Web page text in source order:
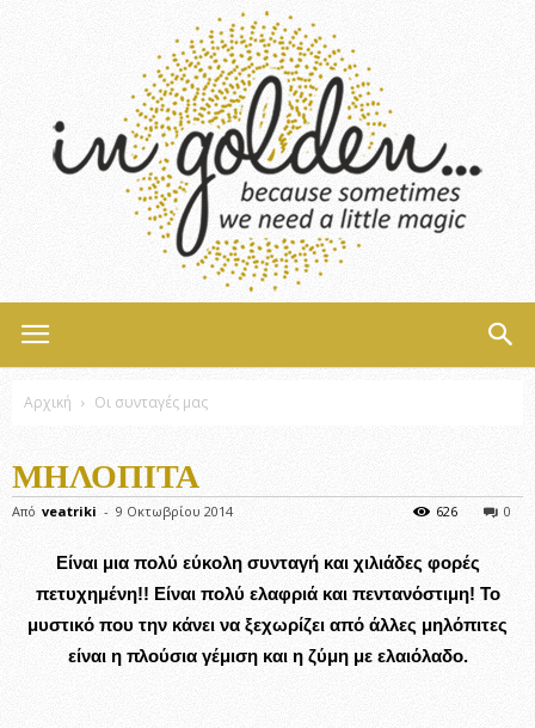
Αρχική Οι συνταγές μας
ΜΗΛΌΠΙΤΑ
Από veatriki - 9 Οκτωβρίου 2014 0
626
Είναι μια πολύ εύκολη συνταγή και χιλιάδες φορές
πετυχημένη!! Είναι πολύ ελαφριά και πεντανόστιμη! Το
μυστικό που την κάνει να ξεχωρίζει από άλλες μηλόπιτες
είναι η πλούσια γέμιση και η ζύμη μεελαιόλαδο.